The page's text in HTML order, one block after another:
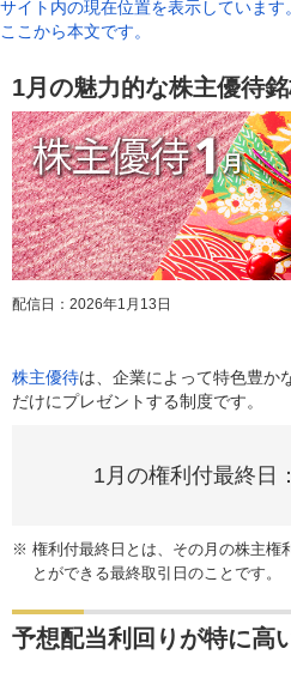
サイト内の現在位置を表示しています。
ここから本文です。
1月の魅力的な株主優待
配信日： 2026年1月13日
株主優待は、企業によって特色豊か
だけにプレゼントする制度です。
1月の権利付最終日：
権利付最終日とは、その月の株主権
とができる最終取引日のことです。
予想配当利回りが特に高